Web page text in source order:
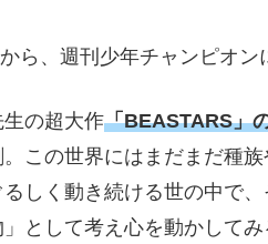
ら、週刊少年チャンピオン
の超大作「BEASTARS」
。この世界にはまだまだ種
るしく動き続ける世の中で
」として考え心を動かして